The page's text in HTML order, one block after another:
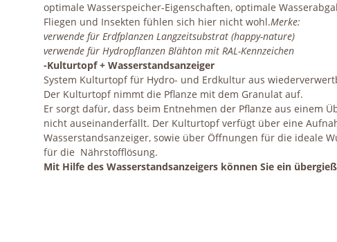
optimale Wasserspeicher-Eigenschaften, optimale
Fliegen und Insekten fühlen sich hier nicht wohl.Merke:
verwende für Erdfplanzen Langzeitsubstrat (happy-nature)
verwende für Hydropflanzen Blähton mit RAL-Kennzeichen
-Kulturtopf + Wasserstandsanzeiger
System Kulturtopf für Hydro- und Erdkultur aus
Der Kulturtopf nimmt die Pflanze mit dem Granulat auf.
Er sorgt dafür, dass beim Entnehmen der Pflanze aus einem
nicht auseinanderfällt. Der Kulturtopf verfügt über eine
Wasserstandsanzeiger, sowie über Öffnungen für die ideale
für die Nährstofflösung.
Mit Hilfe des Wasserstandsanzeigers können Sie ein